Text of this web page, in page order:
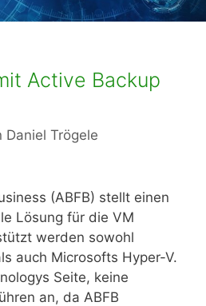
Active Backup
Daniel Trögele
(ABFB) stellt einen
Lösung für die VM
werden sowohl
auch Microsofts Hyper-V.
Seite, keine
an, da ABFB